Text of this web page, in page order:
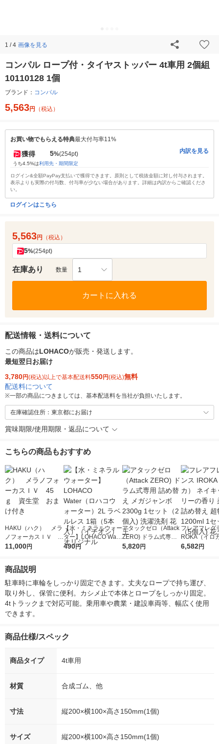
1 / 4 画像を見る
コンパル ロープ付・タイヤストッパー 4t車用 2個組
10110128 1個
ブランド： コンパル
5,563円 （税込）
お買い物でもらえる特典最大付与率11%
獲得 5%(254pt)
うち4.5%は利用先・期間限定
内訳を見る
ログイン&全額PayPay支払いで獲得できます。原則として税抜金額に対し付与されます。
表示よりも実際の付与数、付与率が少ない場合があります。詳細は内訳からご確認くださ
い。
ログインはこちら
5,563円 （税込）
5%(254pt)
在庫あり 数量 1
カートに入れる
配送情報・送料について
この商品はLOHACOが販売・発送します。
最短翌日お届け
3,780円(税込)以上で基本配送料550円(税込)無料
配送料について
※一部の商品につきましては、基本配送料を当社が負担いたします。
在庫確認住所：東京都にお届け
賞味期限/使用期限・返品について
こちらの商品もおすすめ
HAKU（ハク） メラ
ノフォーカスＩＶ 4
5ｇ 資生堂 おまけ
11,000円
【水・ミネラルウォー
ター】LOHACO Wate
r（ロハコウォータ
490円
アタックゼロ（Attack
ZERO) ドラム式専用
詰め替え メガジャン
5,820円
フレアフレグ
ROKA（イロ
イキッドリリ
6,582円
商品説明
駐車時に車輪をしっかり固定できます。丈夫なロープで持ち運び、
取り外し、保管に便利。カシメ止で本体とロープをしっかり固定。
4tトラックまで対応可能。乗用車や農業・建設車両等、幅広く使用
できます。
商品仕様/スペック
商品タイプ 4t車用
材質 合成ゴム、他
寸法 縦200×横100×高さ150mm(1個)
サイズ 縦200×横100×高さ150mm(1個)